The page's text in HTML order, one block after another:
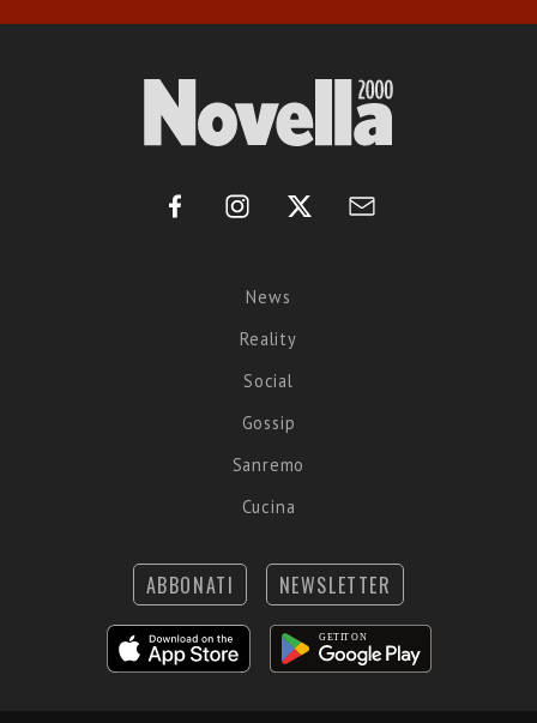
News
Reality
Social
Gossip
Sanremo
Cucina
ABBONATI NEWSLETTER